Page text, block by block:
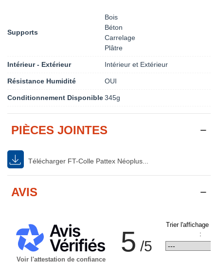
Supports
Bois
Béton
Carrelage
Plâtre
Intérieur - Extérieur Intérieur et Extérieur
Résistance Humidité OUI
Conditionnement Disponible345g
PIÈCES JOINTES
Télécharger FT-Colle Pattex Néoplus...
AVIS
Voir l'attestation de confiance
5 /5
Trier l'affichage
: